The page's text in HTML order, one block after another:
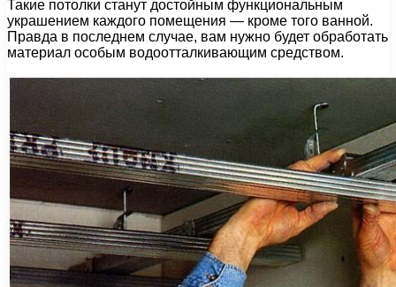
Такие потолки станут достойным функциональным
украшением каждого помещения — кроме того ванной.
Правда в последнем случае, вам нужно будет обработать
материал особым водоотталкивающим средством.